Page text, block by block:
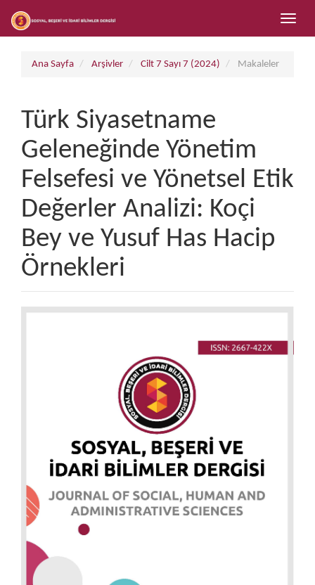
##plugins.themes.bootstrap3.accessible_menu.main_content##
##plugins.themes.bootstrap3.accessible_menu.sidebar##
Toggle
Ana Sayfa Arşivler Cilt 7 Sayı 7 (2024) Makaleler
Türk Siyasetname
Geleneğinde Yönetim
Felsefesi ve Yönetsel Etik
Değerler Analizi: Koçi
Bey ve Yusuf Has Hacip
Örnekleri